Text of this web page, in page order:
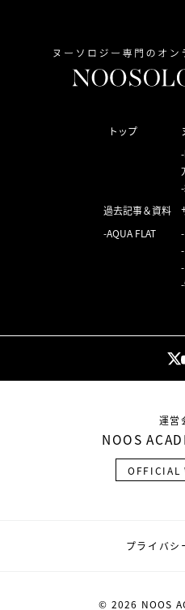
トップ
過去記事＆資料
AQUA FLAT
運営
NOOS
OFFICIAL
© 2026 NOOS
プライバシ